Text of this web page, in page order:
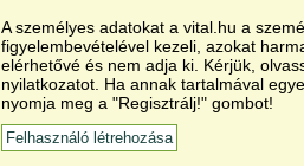
A személyes adatokat a vital.hu a
figyelembevételével kezeli, azokat
elérhetővé és nem adja ki. Kérjük,
nyilatkozatot. Ha annak tartalmával
nyomja meg a "Regisztrálj!" gombot!